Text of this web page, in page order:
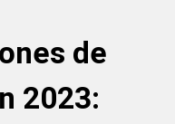
de
2023: